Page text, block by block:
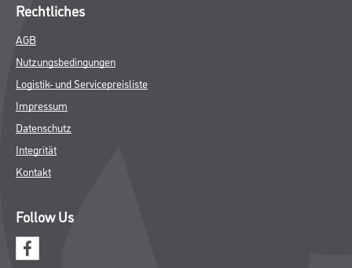
Rechtliches
AGB
Nutzungsbedingungen
Logistik- und Servicepreisliste
Impressum
Datenschutz
Integrität
Kontakt
Follow Us